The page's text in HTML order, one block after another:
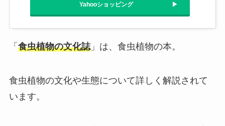
Yahooショッピング
「 食虫植物の文化誌」は、食虫植物の本。
食虫植物の文化や生態について詳しく解説されて
います。